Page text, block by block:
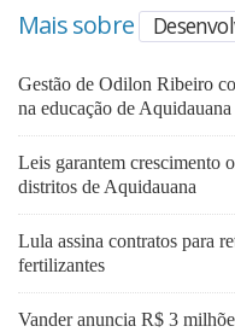
Mais sobre
Gestão de Odilon Ribeiro
na educação de Aquidauana
Leis garantem crescimento
distritos de Aquidauana
Lula assina contratos para
fertilizantes
Vander anuncia R$ 3